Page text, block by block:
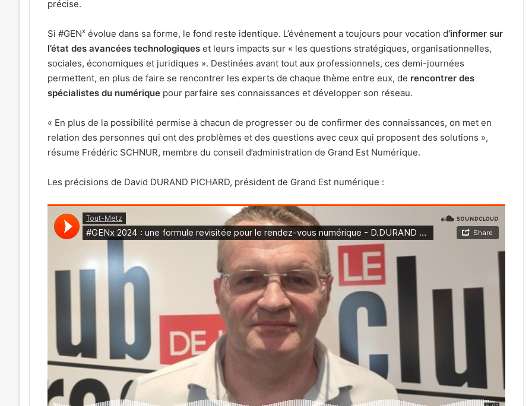
précise.
Si #GENxévolue dans sa forme, le fond reste identique. L’événement a toujours pour vocation d‘informer sur
l’état des avancées technologiques et leurs impacts sur « les questions stratégiques, organisationnelles,
sociales, économiques et juridiques ». Destinées avant tout aux professionnels, ces demi-journées
permettent, en plus de faire se rencontrer les experts de chaque thème entre eux, de rencontrer des
spécialistes du numériquepour parfaire ses connaissances et développer son réseau.
« En plus de la possibilité permise à chacun de progresser ou de confirmer des connaissances, on met en
relation des personnes qui ont des problèmes et des questions avec ceux qui proposent des solutions »,
résume Frédéric SCHNUR, membre du conseil d’administration de Grand Est Numérique.
Les précisions de David DURAND PICHARD, président de Grand Est numérique :